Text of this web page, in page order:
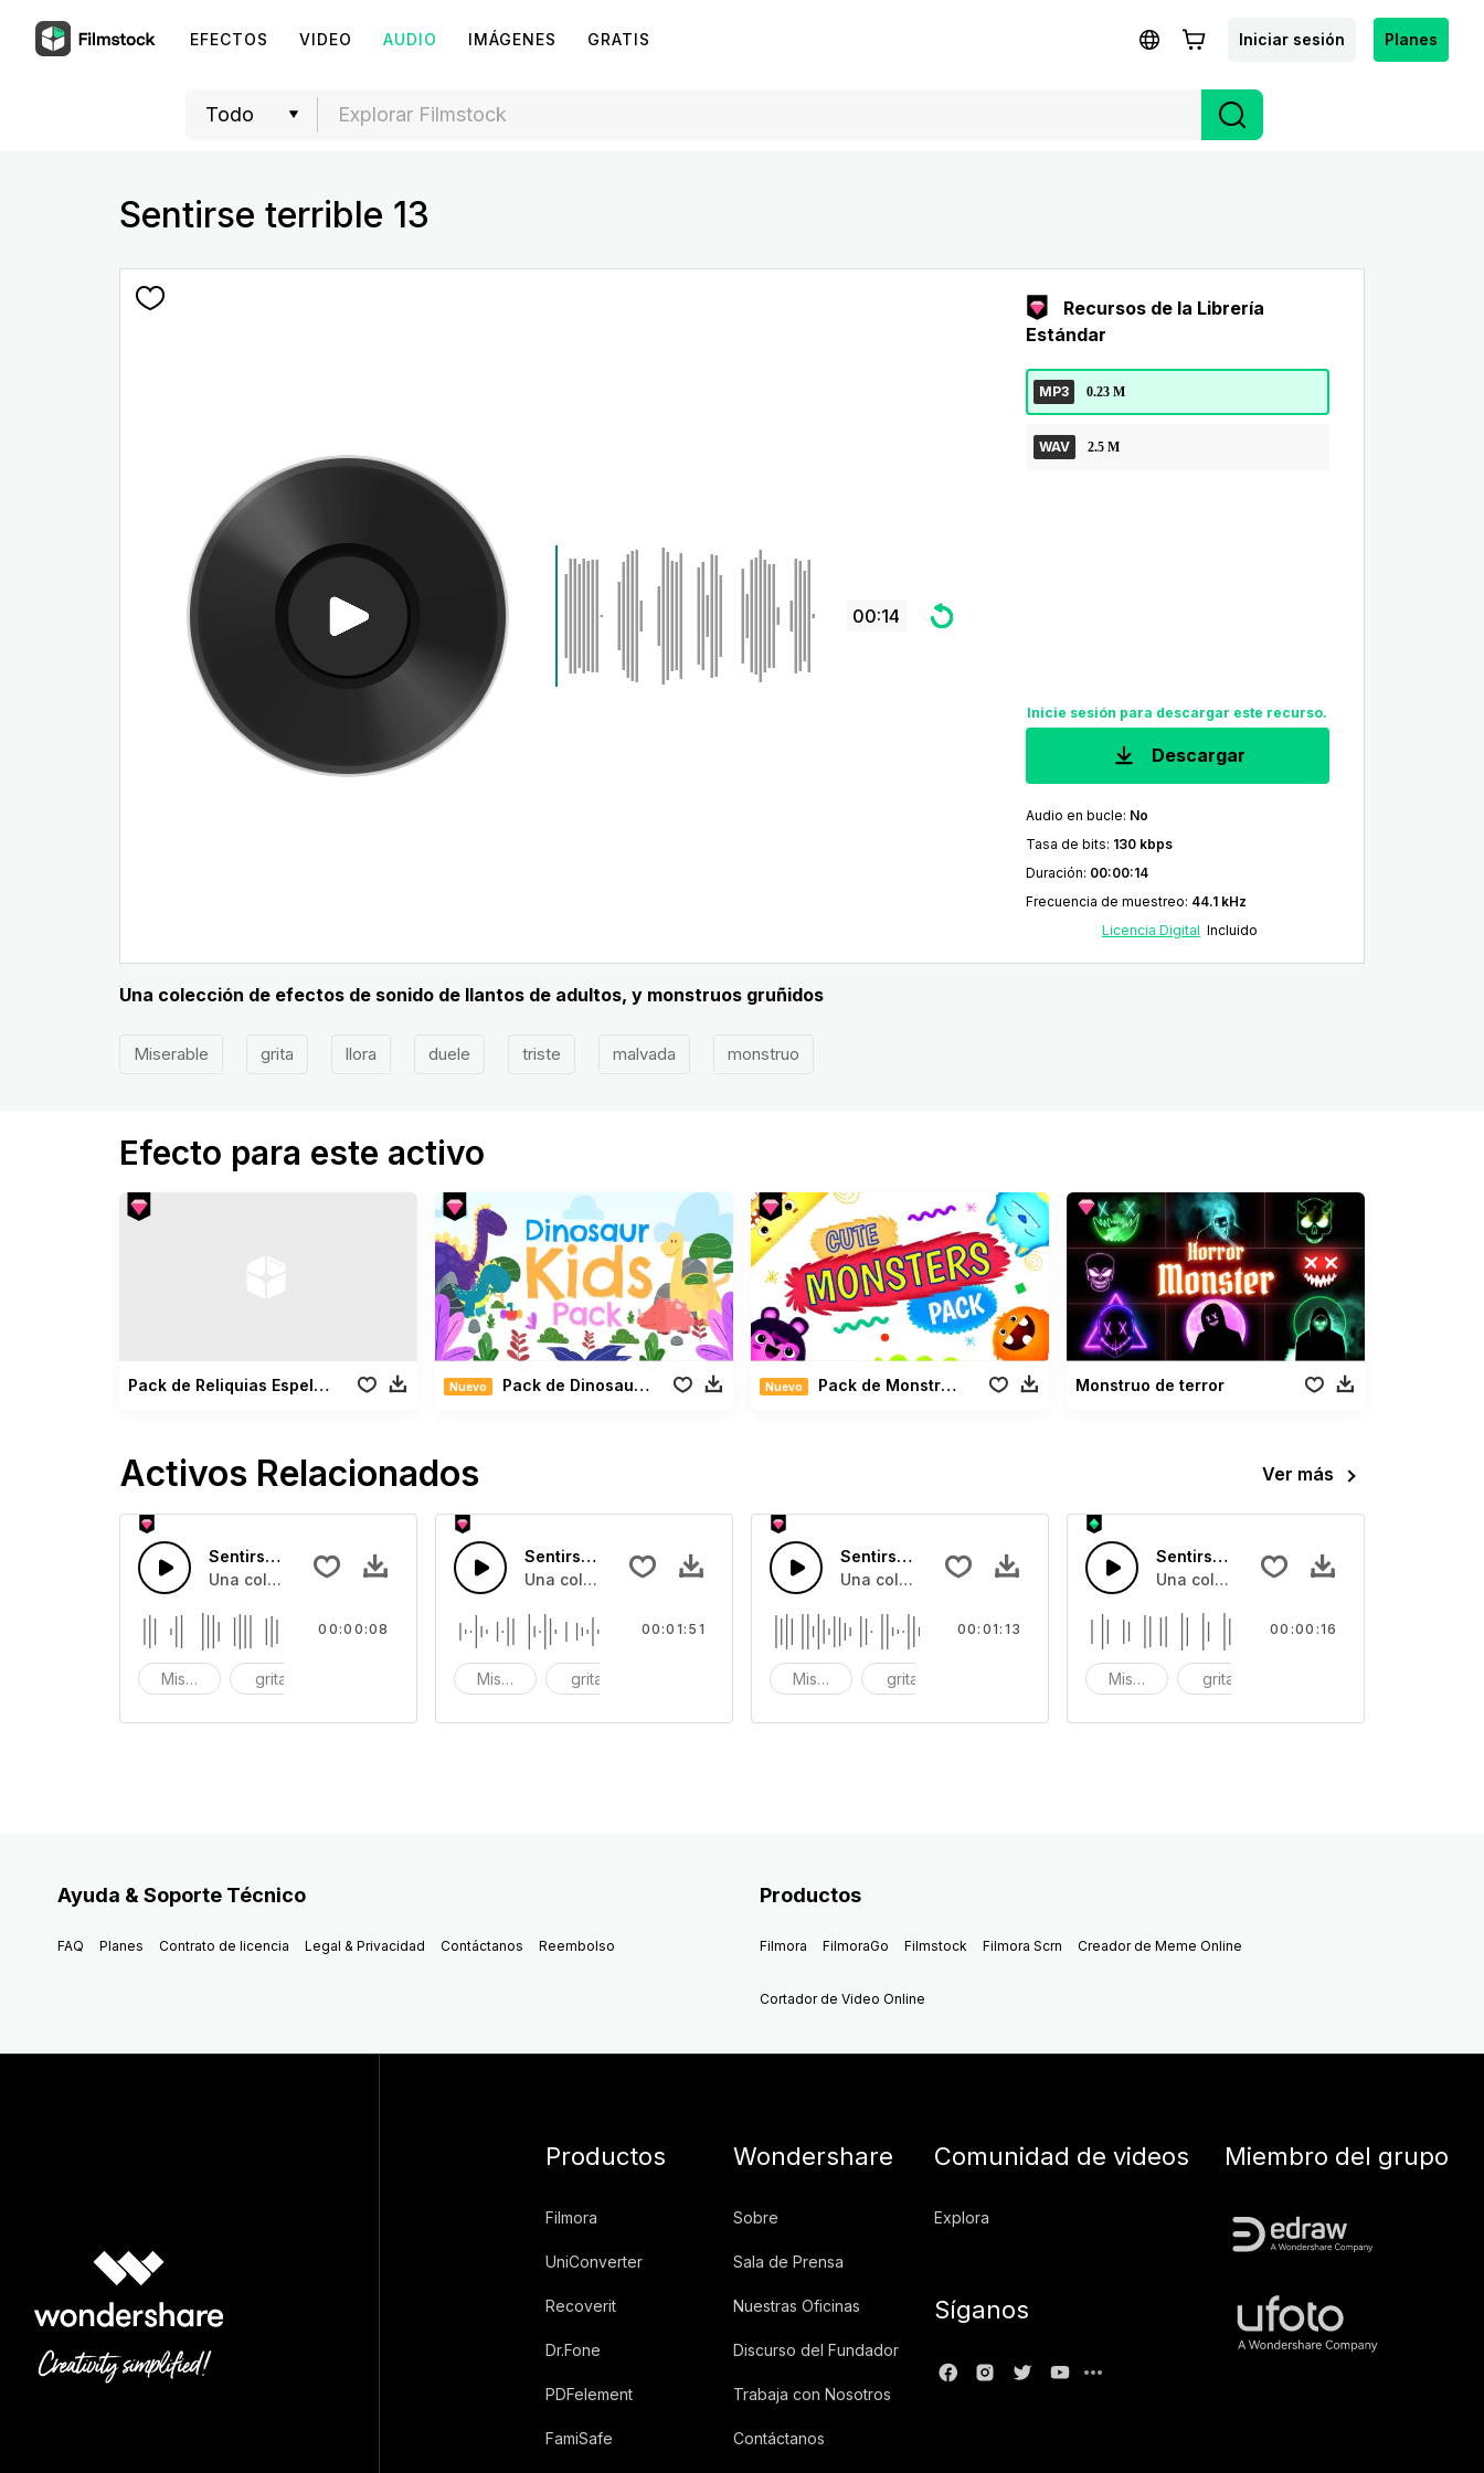
EFECTOS VIDEO AUDIO IMÁGENES GRATIS Iniciar sesión Planes
Sentirse terrible 13
00:14
Recursos de la Librería
Estándar
MP3 0.23 M
WAV 2.5 M
Inicie sesión para descargar este recurso.
Descargar
Audio en bucle: No
Tasa de bits: 130 kbps
Duración: 00:00:14
Frecuencia de muestreo: 44.1 kHz
Licencia Digital Incluido
Una colección de efectos de sonido de llantos de adultos, y monstruos gruñidos
Miserable grita llora duele triste malvada monstruo
Efecto para este activo
Pack de Reliquias Espeluznantes Nuevo Pack de Dinosaurios Para Niños Nuevo Pack de Monstruos Lindos Monstruo de terror
Activos Relacionados Ver más
Sentirse terrible 14
Una colección de efectos de sonido de llantos de adultos, y monstruos gruñidos
Miserable grita
00:00:08
Sentirse terrible 12
Una colección de efectos de sonido de llantos de adultos, y monstruos gruñidos
Miserable grita
00:01:51
Sentirse terrible 11
Una colección de efectos de sonido de llantos de adultos, y monstruos gruñidos
Miserable grita
00:01:13
Sentirse terrible 10
Una colección de efectos de sonido de
Miserable grita
00:00:16
Ayuda & Soporte Técnico
FAQ Planes Contrato de licencia Legal & Privacidad Contáctanos Reembolso
Productos
Filmora FilmoraGo Filmstock Filmora Scrn Creador de Meme Online
Cortador de Video Online
Productos
Filmora
UniConverter
Recoverit
Dr.Fone
PDFelement
FamiSafe
Wondershare
Sobre
Sala de Prensa
Nuestras Oficinas
Discurso del Fundador
Trabaja con Nosotros
Contáctanos
Comunidad de videos
Explora
Síganos
Miembro del grupo